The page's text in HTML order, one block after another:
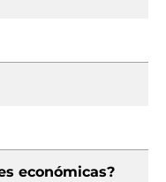
económicas?